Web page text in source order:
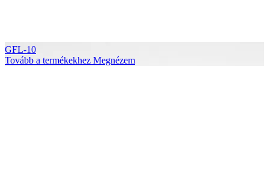
GFL-10
Tovább a termékekhez Megnézem